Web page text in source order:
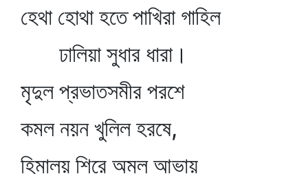
হেথা হোথা হতে পাখিরা গাহিল
ঢালিয়া সুধার ধারা।
মৃদুল প্রভাতসমীর পরশে
কমল নয়ন খুলিল হরষে,
হিমালয় শিরে অমল আভায়